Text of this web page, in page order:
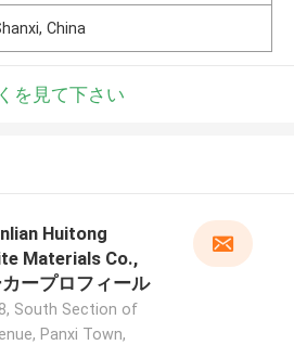
China
を見て下さい
Huitong
Materials Co.,
ープロフィール
South Section of
Panxi Town,